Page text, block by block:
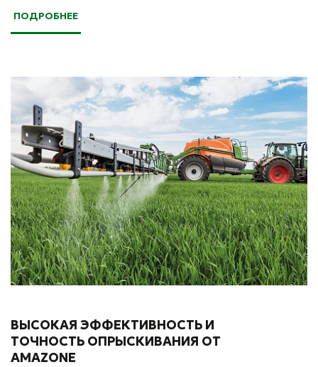
ПОДРОБНЕЕ
ВЫСОКАЯ ЭФФЕКТИВНОСТЬ И
ТОЧНОСТЬ ОПРЫСКИВАНИЯ ОТ
AMAZONE